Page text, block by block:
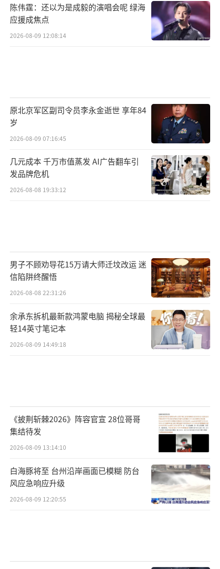
陈伟霆：还以为是成毅的演唱会呢 绿海
应援成焦点
2026-08-09 12:08:14
原北京军区副司令员李永金逝世 享年84
岁
2026-08-09 07:16:45
几元成本 千万市值蒸发 AI广告翻车引
发品牌危机
2026-08-08 19:33:12
男子不顾劝导花15万请大师迁坟改运 迷
信陷阱终醒悟
2026-08-08 22:31:26
余承东拆机最新款鸿蒙电脑 揭秘全球最
轻14英寸笔记本
2026-08-09 14:49:18
《披荆斩棘2026》阵容官宣 28位哥哥
集结待发
2026-08-09 13:14:10
白海豚将至 台州沿岸画面已模糊 防台
风应急响应升级
2026-08-09 12:20:55